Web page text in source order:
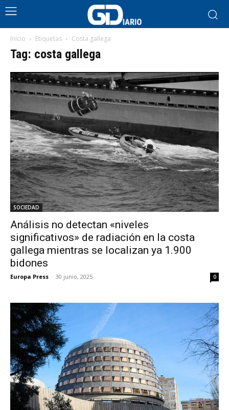
Inicio Etiquetas Costa gallega
Tag: costa gallega
SOCIEDAD
Análisis no detectan «niveles
significativos» de radiación en la costa
gallega mientras se localizan ya 1.900
bidones
Europa Press - 30 junio, 2025 0